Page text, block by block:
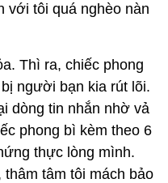
với tôi quá nghèo nàn
Thì ra, chiếc phong
người bạn kia rút lõi.
dòng tin nhắn nhờ vả
phong bì kèm theo 6
thực lòng mình.
tâm tôi mách bảo